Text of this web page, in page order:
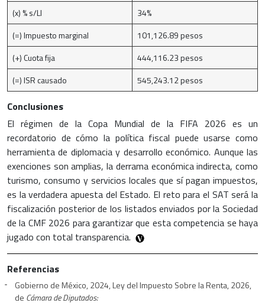
(x) % s/LI
34%
(=) Impuesto marginal
101,126.89 pesos
(+) Cuota fija
444,116.23 pesos
(=) ISR causado
545,243.12 pesos
Conclusiones
El régimen de la Copa Mundial de la FIFA 2026 es un
recordatorio de cómo la política fiscal puede usarse como
herramienta de diplomacia y desarrollo económico. Aunque las
exenciones son amplias, la derrama económica indirecta, como
turismo, consumo y servicios locales que sí pagan impuestos,
es la verdadera apuesta del Estado. El reto para el SAT será la
fiscalización posterior de los listados enviados por la Sociedad
de la CMF 2026 para garantizar que esta competencia se haya
jugado con total transparencia.
Referencias
Gobierno de México, 2024, Ley del Impuesto Sobre la Renta, 2026,
de Cámara de Diputados: